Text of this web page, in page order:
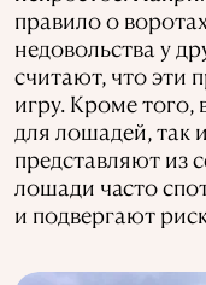
правило о
недовольства у
считают, что эти
игру. Кроме того,
для лошадей, так
представляют из
лошади часто
и подвергают